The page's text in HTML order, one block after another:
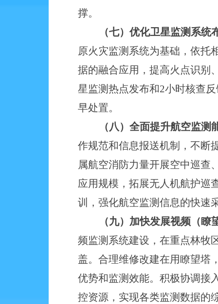
撑。
（七）优化卫星监测系统
原火灾监测系统为基础，依托
据的融合应用，提高火点识别
星监测热点发布和2小时核查
早处置。
（八）全面提升航空监测
作规范和信息报送机制，不断
属航空消防力量开展空中巡查
应用规模，拓展无人机航护巡
训，强化航空监测信息的快速
（九）加快发展视频（瞭
频监测系统建设，在重点林牧
盖。合理维修改建在用瞭望塔
优势和监测效能。积极协调接
控资源，实现各类监测数据的